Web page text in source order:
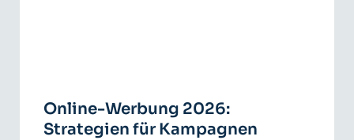
Online-Werbung 2026:
Strategien für Kampagnen